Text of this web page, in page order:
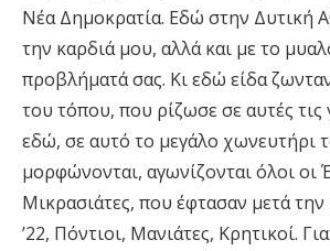
Νέα Δημοκρατία. Εδώ στην Δυτική
την καρδιά μου, αλλά και με το
προβλήματά σας. Κι εδώ είδα
του τόπου, που ρίζωσε σε αυτές τις
εδώ, σε αυτό το μεγάλο χωνευτήρι
μορφώνονται, αγωνίζονται όλοι οι
Μικρασιάτες, που έφτασαν μετά
’22, Πόντιοι, Μανιάτες, Κρητικοί.